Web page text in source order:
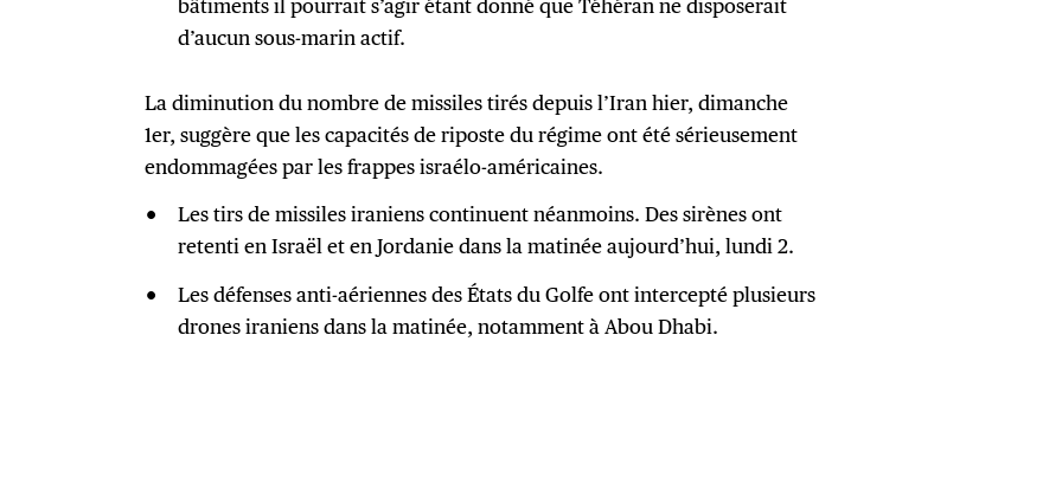
bâtiments il pourrait s’agir étant donné que Téhéran ne disposerait
d’aucun sous-marin actif.
La diminution du nombre de missiles tirés depuis l’Iran hier, dimanche
1er, suggère que les capacités de riposte du régime ont été sérieusement
endommagées par les frappes israélo-américaines.
Les tirs de missiles iraniens continuent néanmoins. Des sirènes ont
retenti en Israël et en Jordanie dans la matinée aujourd’hui, lundi 2.
Les défenses anti-aériennes des États du Golfe ont intercepté plusieurs
drones iraniens dans la matinée, notamment à Abou Dhabi.